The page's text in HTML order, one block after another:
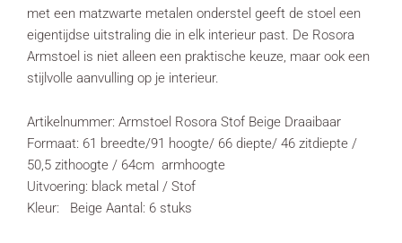
met een matzwarte metalen onderstel geeft de stoel een
eigentijdse uitstraling die in elk interieur past. De Rosora
Armstoel is niet alleen een praktische keuze, maar ook een
stijlvolle aanvulling op je interieur.
Artikelnummer: Armstoel Rosora Stof Beige Draaibaar
Formaat: 61 breedte/91 hoogte/ 66 diepte/ 46 zitdiepte /
50,5 zithoogte / 64cm armhoogte
Uitvoering: black metal / Stof
Kleur: Beige Aantal: 6 stuks